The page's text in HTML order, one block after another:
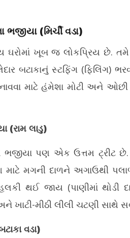
ભજીયા (મિર્ચી વડા)
ઘરોમાં ખૂબ જ લોકપ્રિય છે.
બટાકાનું સ્ટફિંગ (ફિલિંગ)
માટે હંમેશા મોટી અને ઓછી
(રામ લાડુ)
ભજીયા પણ એક ઉત્તમ ટ્રીટ
મગની દાળને અગાઉથી
થઈ જાય (પાણીમાં થોડી
ખાટી-મીઠી લીલી ચટણી સાથે
વડા)